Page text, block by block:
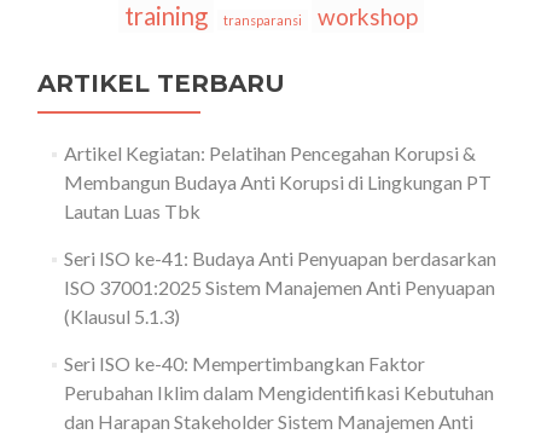
training transparansi workshop
ARTIKEL TERBARU
Artikel Kegiatan: Pelatihan Pencegahan Korupsi &
Membangun Budaya Anti Korupsi di Lingkungan PT
Lautan Luas Tbk
Seri ISO ke-41: Budaya Anti Penyuapan berdasarkan
ISO 37001:2025 Sistem Manajemen Anti Penyuapan
(Klausul 5.1.3)
Seri ISO ke-40: Mempertimbangkan Faktor
Perubahan Iklim dalam Mengidentifikasi Kebutuhan
dan Harapan Stakeholder Sistem Manajemen Anti